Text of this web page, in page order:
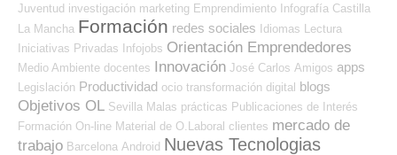
Juventud investigación marketing Emprendimiento Infografía Castilla
La Mancha Formación redes sociales Idiomas
Lectura
Iniciativas Privadas
Infojobs Orientación Emprendedores
Medio Ambiente docentes Innovación José Carlos Amigos apps
Legislación Productividad ocio transformación digital blogs
Objetivos OL Sevilla Malas prácticas Publicaciones de Interés
Formación On-line Material de O.Laboral clientes mercado de
trabajo Barcelona Android Nuevas Tecnologias